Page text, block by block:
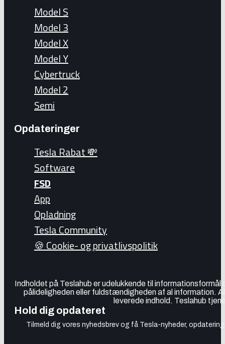
Model S
Model 3
Model X
Model Y
Cybertruck
Model 2
Semi
Opdateringer
Tesla Rabat 💸
Software
FSD
App
Opladning
Tesla Community
🍪 Cookie- og privatlivspolitik
Indholdet på Teslahub er udelukkende til
pålideligheden eller fuldstændigheden af al information.
leverede indhold. Teslahub
Hold dig opdateret
Tilmeld dig vores nyhedsbrev og få Tesla-nyheder,